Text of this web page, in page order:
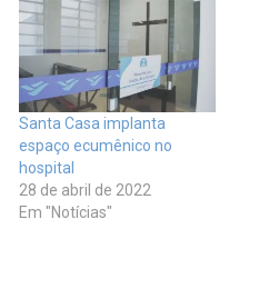
Santa Casa implanta
espaço ecumênico no
hospital
28 de abril de 2022
Em "Notícias"